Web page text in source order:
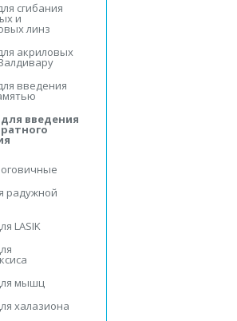
сгибания
и
линз
акриловых
введения
введения
радужной
LASIK
мышц
халазиона